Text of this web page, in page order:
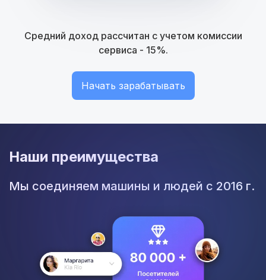
Средний доход рассчитан с учетом комиссии
сервиса - 15%.
Начать зарабатывать
Наши преимущества
Мы соединяем машины и людей с 2016 г.